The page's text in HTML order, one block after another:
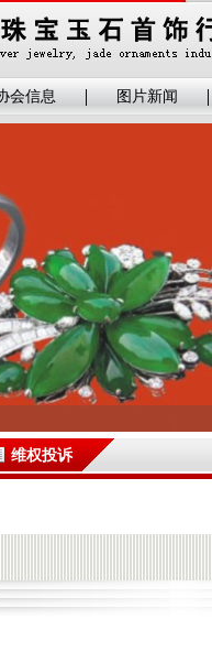
会信息 图片新闻
维权投诉